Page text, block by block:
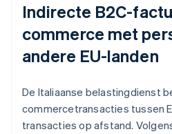
Indirecte B2C-
commerce met
andere EU-landen
De Italiaanse belastingdienst
commercetransacties tussen
transacties op afstand.